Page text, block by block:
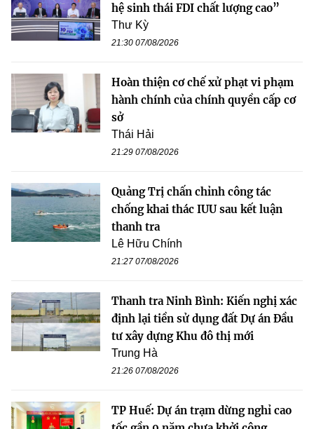
hệ sinh thái FDI chất lượng cao”
Thư Kỳ
21:30 07/08/2026
Hoàn thiện cơ chế xử phạt vi phạm
hành chính của chính quyền cấp cơ
sở
Thái Hải
21:29 07/08/2026
Quảng Trị chấn chỉnh công tác
chống khai thác IUU sau kết luận
thanh tra
Lê Hữu Chính
21:27 07/08/2026
Thanh tra Ninh Bình: Kiến nghị xác
định lại tiền sử dụng đất Dự án Đầu
tư xây dựng Khu đô thị mới
Trung Hà
21:26 07/08/2026
TP Huế: Dự án trạm dừng nghỉ cao